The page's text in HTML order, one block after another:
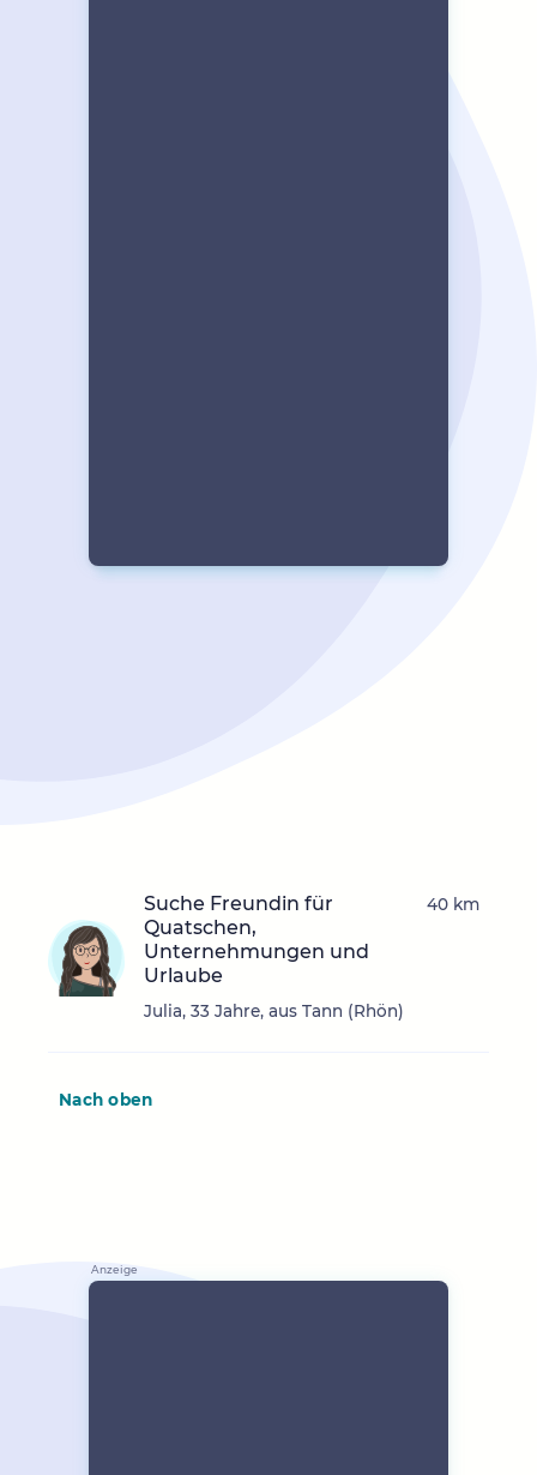
Suche Freundin für
Quatschen,
Unternehmungen und
Urlaube
Julia, 33 Jahre, aus Tann (Rhön)
40 km
Nach oben